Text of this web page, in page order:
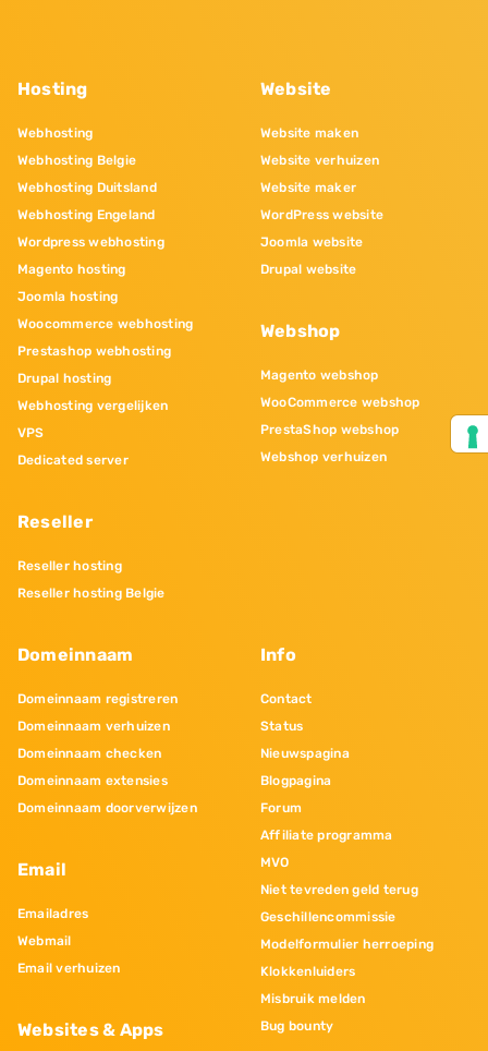
Hosting
Webhosting
Webhosting Belgie
Webhosting Duitsland
Webhosting Engeland
Wordpress webhosting
Magento hosting
Joomla hosting
Woocommerce webhosting
Prestashop webhosting
Drupal hosting
Webhosting vergelijken
VPS
Dedicated server
Reseller
Reseller hosting
Reseller hosting Belgie
Website
Website maken
Website verhuizen
Website maker
WordPress website
Joomla website
Drupal website
Webshop
Magento webshop
WooCommerce webshop
PrestaShop webshop
Webshop verhuizen
Domeinnaam
Domeinnaam registreren
Domeinnaam verhuizen
Domeinnaam checken
Domeinnaam extensies
Domeinnaam doorverwijzen
Email
Emailadres
Webmail
Email verhuizen
Websites & Apps
Info
Contact
Status
Nieuwspagina
Blogpagina
Forum
Affiliate programma
MVO
Niet tevreden geld terug
Geschillencommissie
Modelformulier herroeping
Klokkenluiders
Misbruik melden
Bug bounty